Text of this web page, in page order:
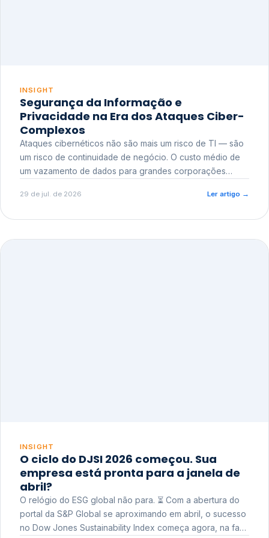
INSIGHT
Segurança da Informação e
Privacidade na Era dos Ataques Ciber-
Complexos
Ataques cibernéticos não são mais um risco de TI — são
um risco de continuidade de negócio. O custo médio de
um vazamento de dados para grandes corporações
reputacional e o risco regulatório junto a órgãos como a
29 de jul. de 2026 Ler artigo →
INSIGHT
O ciclo do DJSI 2026 começou. Sua
empresa está pronta para a janela de
abril?
O relógio do ESG global não para. ⏳ Com a abertura do
portal da S&P Global se aproximando em abril, o sucesso
no Dow Jones Sustainability Index começa agora, na fase